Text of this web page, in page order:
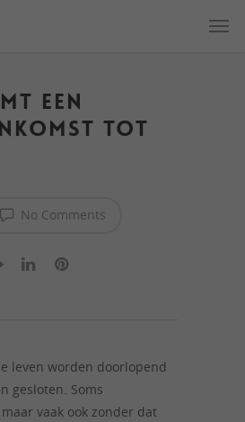
een
tot
No Comments
leven worden doorlopend
gesloten. Soms
vaak ook zonder dat